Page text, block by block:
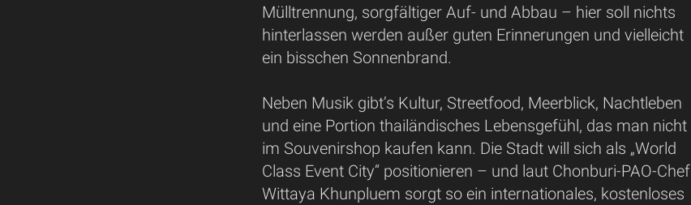
Mülltrennung, sorgfältiger Auf- und Abbau – hier soll nichts
hinterlassen werden außer guten Erinnerungen und vielleicht
ein bisschen Sonnenbrand.
Neben Musik gibt’s Kultur, Streetfood, Meerblick, Nachtleben
und eine Portion thailändisches Lebensgefühl, das man nicht
im Souvenirshop kaufen kann. Die Stadt will sich als „World
Class Event City“ positionieren – und laut Chonburi-PAO-Chef
Wittaya Khunpluem sorgt so ein internationales, kostenloses